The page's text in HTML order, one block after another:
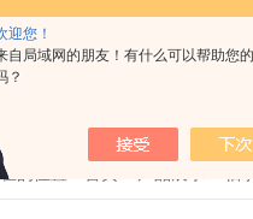
迎您！
自局域网的朋友！有什么可以帮助您的
？
在的位置： 轴